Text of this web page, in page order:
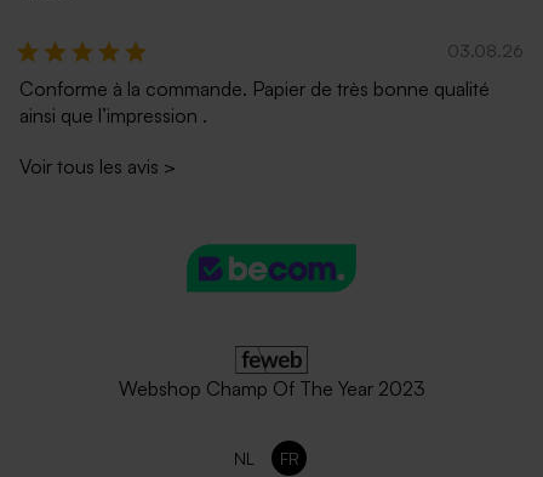
03.08.26
Conforme à la commande. Papier de très bonne qualité
ainsi que l’impression .
Voir tous les avis >
Webshop Champ Of The Year 2023
NL FR